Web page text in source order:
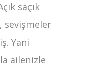
saçık
sevişmeler
Yani
ailenizle